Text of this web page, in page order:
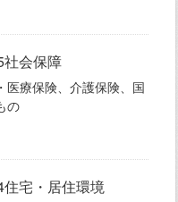
会保障
医療保険、介護保険、国
の
宅・居住環境